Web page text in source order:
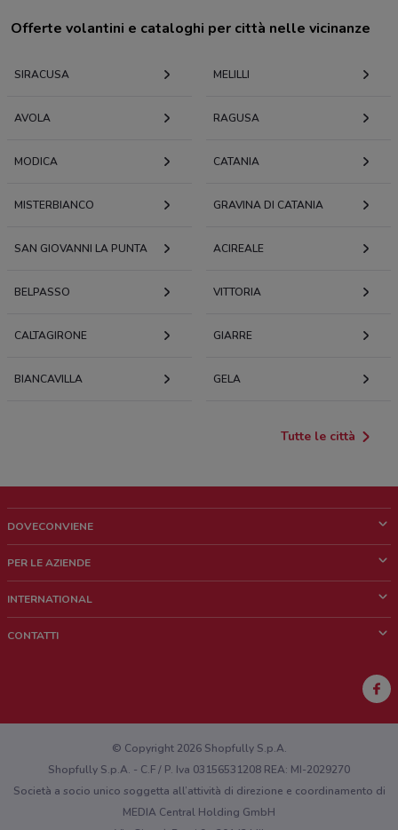
Offerte volantini e cataloghi per città nelle vicinanze
SIRACUSA MELILLI
AVOLA RAGUSA
MODICA CATANIA
MISTERBIANCO GRAVINA DI CATANIA
SAN GIOVANNI LA PUNTA ACIREALE
BELPASSO VITTORIA
CALTAGIRONE GIARRE
BIANCAVILLA GELA
Tutte le città
DOVECONVIENE
Chi siamo
Lavora con noi
PER LE AZIENDE
Richieste commerciali e marketing
INTERNATIONAL
CONTATTI
Hai un malfunzionamento sul web o sull'app?
© Copyright 2026 Shopfully S.p.A.
Shopfully S.p.A. - C.F / P. Iva 03156531208 REA: MI-2029270
Società a socio unico soggetta all’attività di direzione e coordinamento di
MEDIA Central Holding GmbH